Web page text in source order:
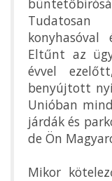
konyhasóval
Eltűnt az
évvel
benyújtott
Unióban
járdák és
de Ön
Mikor